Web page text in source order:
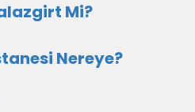
Mi?
Nereye?